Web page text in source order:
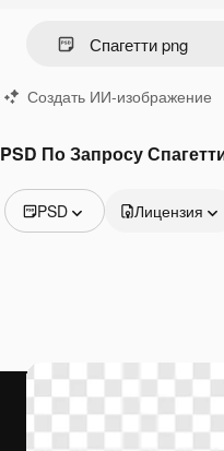
Создать ИИ-изображение
PSD По Запросу
PSD
Видео
Лицензия